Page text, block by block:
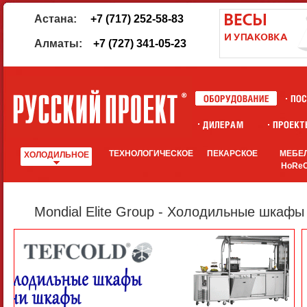
Астана: +7 (717) 252-58-83
Алматы: +7 (727) 341-05-23
ХОЛОДИЛЬНОЕ ТЕХНОЛОГИЧЕСКОЕ ПЕКАРСКОЕ
Mondial Elite Group - Холодильные